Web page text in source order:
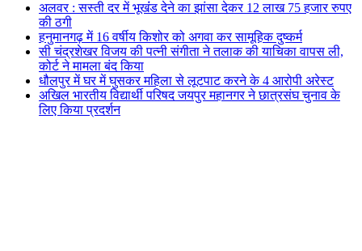
अलवर : सस्ती दर में भूखंंड देने का झांसा देकर 12 लाख 75 हजार रुपए
की ठगी
हनुमानगढ़ में 16 वर्षीय किशोर को अगवा कर सामूहिक दुष्कर्म
सी चंद्रशेखर विजय की पत्नी संगीता ने तलाक की याचिका वापस ली,
कोर्ट ने मामला बंद किया
धौलपुर में घर में घुसकर महिला से लूटपाट करने के 4 आरोपी अरेस्ट
अखिल भारतीय विद्यार्थी परिषद जयपुर महानगर ने छात्रसंघ चुनाव के
लिए किया प्रदर्शन